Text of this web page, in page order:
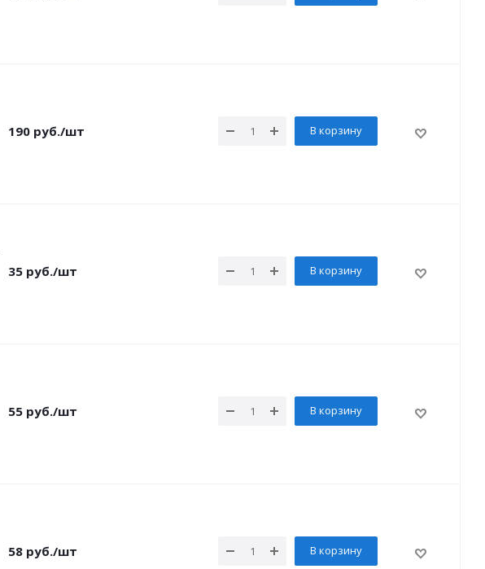
190 руб./шт В корзину
35 руб./шт В корзину
55 руб./шт В корзину
58 руб./шт В корзину